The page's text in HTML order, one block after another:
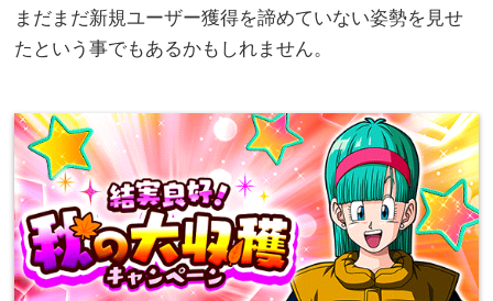
まだまだ新規ユーザー獲得を諦めていない姿勢を見せ
たという事でもあるかもしれません。